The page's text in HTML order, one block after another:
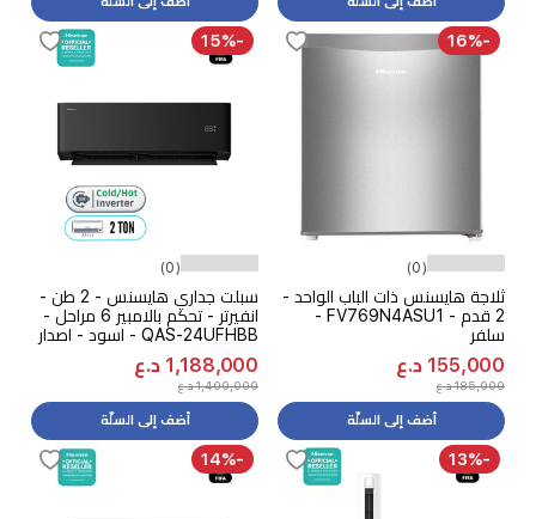
-16%
(0)
ثلاجة هايسنس ذات الباب الواحد -
2 قدم - FV769N4ASU1 -
سلفر
155,000 د.ع
185,000 د.ع
أضف إلى السلّة
-15%
(0)
سبلت جداري هايسنس - 2 طن -
انفيرتر - تحكم بالامبير 6 مراحل -
QAS-24UFHBB - اسود - اصدار
2026
1,188,000 د.ع
1,400,000 د.ع
أضف إلى السلّة
-13%
-14%